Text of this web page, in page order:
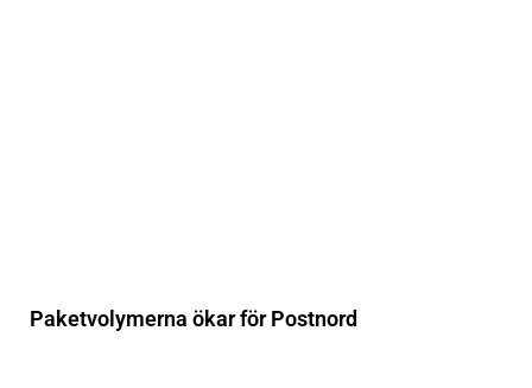
Paketvolymerna ökar för Postnord